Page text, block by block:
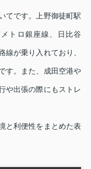
てです。上野御徒町駅
トロ銀座線、日比谷
線が乗り入れており、
す。また、成田空港や
や出張の際にもストレ
と利便性をまとめた表